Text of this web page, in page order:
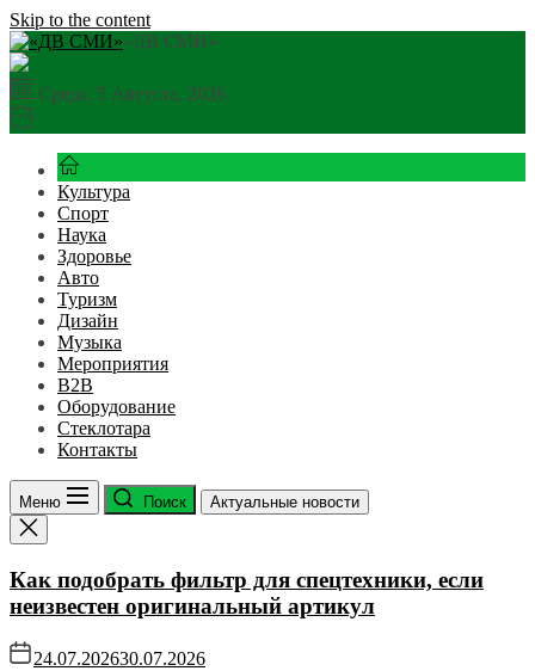
Skip to the content
«ДВ СМИ»
Среда, 5 Августа, 2026
Культура
Спорт
Наука
Здоровье
Авто
Туризм
Дизайн
Музыка
Мероприятия
B2B
Оборудование
Стеклотара
Контакты
Меню Поиск Актуальные новости
Как подобрать фильтр для спецтехники, если
неизвестен оригинальный артикул
24.07.202630.07.2026